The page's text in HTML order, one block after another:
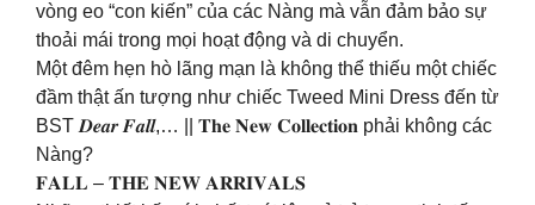
vòng eo “con kiến” của các Nàng mà vẫn đảm bảo sự
thoải mái trong mọi hoạt động và di chuyển.
Một đêm hẹn hò lãng mạn là không thể thiếu một chiếc
đầm thật ấn tượng như chiếc Tweed Mini Dress đến từ
BST 𝑫𝒆𝒂𝒓 𝑭𝒂𝒍𝒍,… || 𝐓𝐡𝐞 𝐍𝐞𝐰 𝐂𝐨𝐥𝐥𝐞𝐜𝐭𝐢𝐨𝐧 phải không các
Nàng?
𝐅𝐀𝐋𝐋 – 𝐓𝐇𝐄 𝐍𝐄𝐖 𝐀𝐑𝐑𝐈𝐕𝐀𝐋𝐒